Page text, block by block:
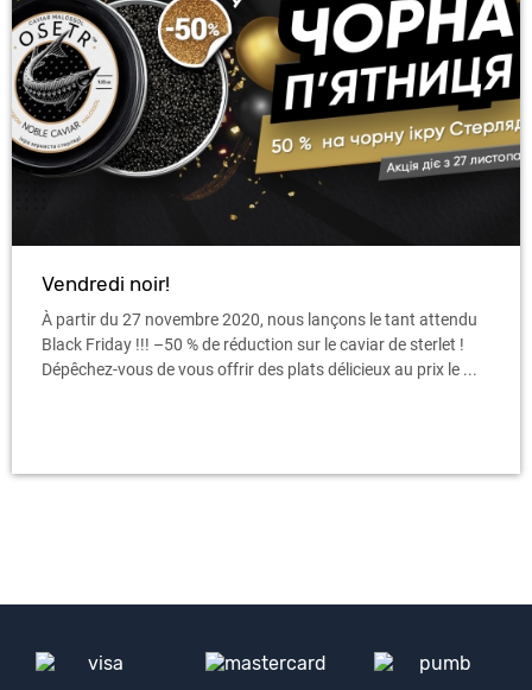
Vendredi noir!
À partir du 27 novembre 2020, nous lançons le tant attendu
Black Friday !!! –50 % de réduction sur le caviar de sterlet !
Dépêchez-vous de vous offrir des plats délicieux au prix le ...